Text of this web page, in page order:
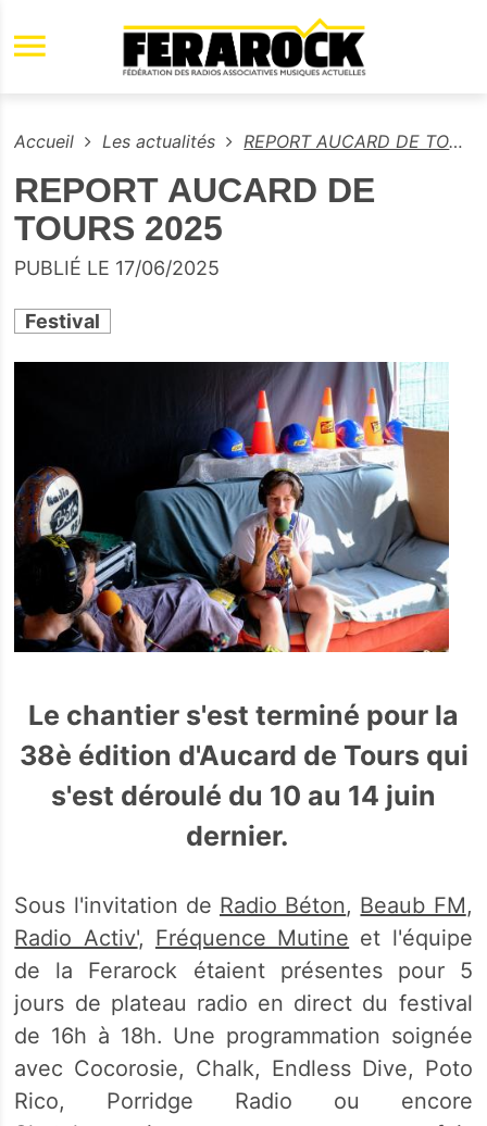
Aller au contenu principal
Accueil Les actualités REPORT AUCARD DE TOURS 2025
REPORT AUCARD DE
TOURS 2025
PUBLIÉ LE 17/06/2025
Festival
Le chantier s'est terminé pour la
38è édition d'Aucard de Tours qui
s'est déroulé du 10 au 14 juin
dernier.
Sous l'invitation de Radio Béton, Beaub FM,
Radio Activ', Fréquence Mutine et l'équipe
de la Ferarock étaient présentes pour 5
jours de plateau radio en direct du festival
de 16h à 18h. Une programmation soignée
avec Cocorosie, Chalk, Endless Dive, Poto
Rico, Porridge Radio ou encore